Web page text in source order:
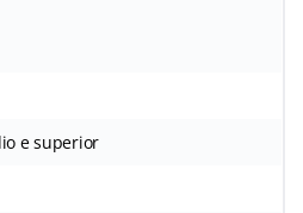
e superior